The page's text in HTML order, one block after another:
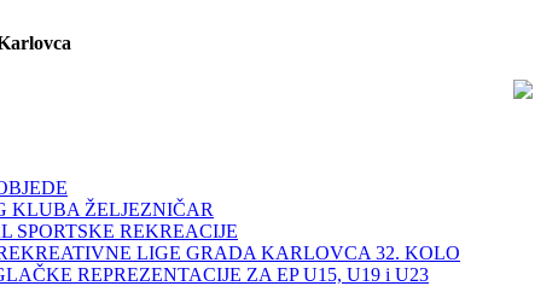
KLUBA ŽELJEZNIČAR
SPORTSKE REKREACIJE
LIGE GRADA KARLOVCA 32. KOLO
REPREZENTACIJE ZA EP U15, U19 i U23